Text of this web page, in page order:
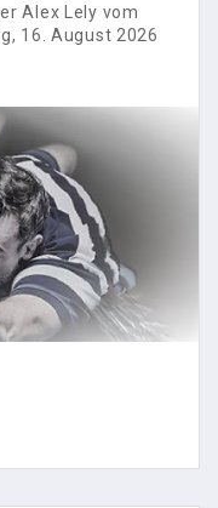
Alex Lely vom
16. August 2026